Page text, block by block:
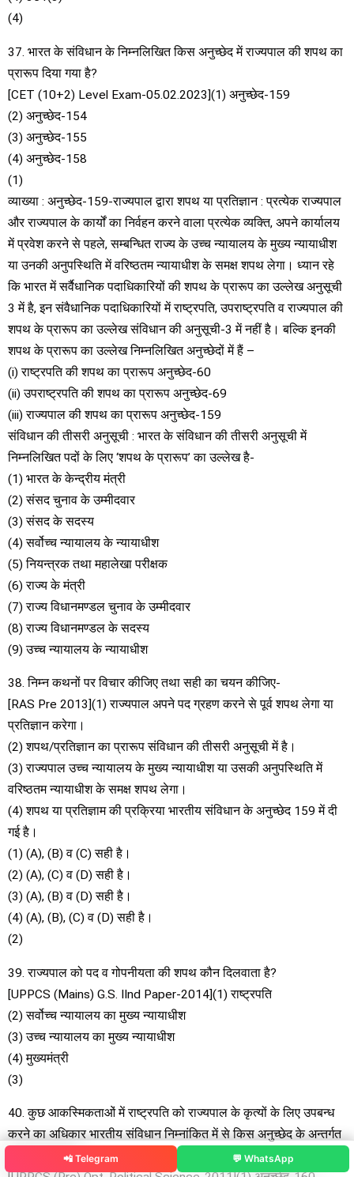
(4)
37. भारत के संविधान के निम्नलिखित किस अनुच्छेद में राज्यपाल की शपथ का
प्रारूप दिया गया है?
[CET (10+2) Level Exam-05.02.2023](1) अनुच्छेद-159
(2) अनुच्छेद-154
(3) अनुच्छेद-155
(4) अनुच्छेद-158
(1)
व्याख्या : अनुच्छेद-159-राज्यपाल द्वारा शपथ या प्रतिज्ञान : प्रत्येक राज्यपाल
और राज्यपाल के कार्यों का निर्वहन करने वाला प्रत्येक व्यक्ति, अपने कार्यालय
में प्रवेश करने से पहले, सम्बन्धित राज्य के उच्च न्यायालय के मुख्य न्यायाधीश
या उनकी अनुपस्थिति में वरिष्ठतम न्यायाधीश के समक्ष शपथ लेगा। ध्यान रहे
कि भारत में सर्वैधानिक पदाधिकारियों की शपथ के प्रारूप का उल्लेख अनुसूची
3 में है, इन संवैधानिक पदाधिकारियों में राष्ट्रपति, उपराष्ट्रपति व राज्यपाल की
शपथ के प्रारूप का उल्लेख संविधान की अनुसूची-3 में नहीं है। बल्कि इनकी
शपथ के प्रारूप का उल्लेख निम्नलिखित अनुच्छेदों में हैं –
(i) राष्ट्रपति की शपथ का प्रारूप अनुच्छेद-60
(ii) उपराष्ट्रपति की शपथ का प्रारूप अनुच्छेद-69
(iii) राज्यपाल की शपथ का प्रारूप अनुच्छेद-159
संविधान की तीसरी अनुसूची : भारत के संविधान की तीसरी अनुसूची में
निम्नलिखित पदों के लिए ‘शपथ के प्रारूप’ का उल्लेख है-
(1) भारत के केन्द्रीय मंत्री
(2) संसद चुनाव के उम्मीदवार
(3) संसद के सदस्य
(4) सर्वोच्च न्यायालय के न्यायाधीश
(5) नियन्त्रक तथा महालेखा परीक्षक
(6) राज्य के मंत्री
(7) राज्य विधानमण्डल चुनाव के उम्मीदवार
(8) राज्य विधानमण्डल के सदस्य
(9) उच्च न्यायालय के न्यायाधीश
38. निम्न कथनों पर विचार कीजिए तथा सही का चयन कीजिए-
[RAS Pre 2013](1) राज्यपाल अपने पद ग्रहण करने से पूर्व शपथ लेगा या
प्रतिज्ञान करेगा।
(2) शपथ/प्रतिज्ञान का प्रारूप संविधान की तीसरी अनुसूची में है।
(3) राज्यपाल उच्च न्यायालय के मुख्य न्यायाधीश या उसकी अनुपस्थिति में
वरिष्ठतम न्यायाधीश के समक्ष शपथ लेगा।
(4) शपथ या प्रतिज्ञाम की प्रक्रिया भारतीय संविधान के अनुच्छेद 159 में दी
गई है।
(1) (A), (B) व (C) सही है।
(2) (A), (C) व (D) सही है।
(3) (A), (B) व (D) सही है।
(4) (A), (B), (C) व (D) सही है।
(2)
39. राज्यपाल को पद व गोपनीयता की शपथ कौन दिलवाता है?
[UPPCS (Mains) G.S. IInd Paper-2014](1) राष्ट्रपति
(2) सर्वोच्च न्यायालय का मुख्य न्यायाधीश
(3) उच्च न्यायालय का मुख्य न्यायाधीश
(4) मुख्यमंत्री
(3)
40. कुछ आकस्मिकताओं में राष्ट्रपति को राज्यपाल के कृत्यों के लिए उपबन्ध
करने का अधिकार भारतीय संविधान निम्नांकित में से किस अनुच्छेद के अन्तर्गत
प्रदान करता है?📲 Telegram 💬 WhatsApp